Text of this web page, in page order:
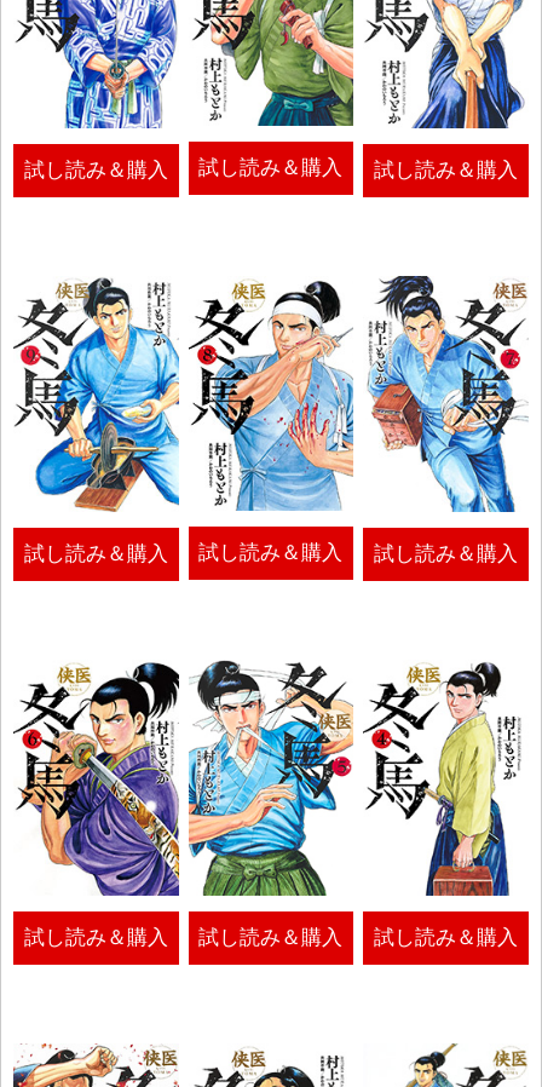
試し読み＆購入 試し読み＆購入 試し読み＆購入
試し読み＆購入 試し読み＆購入 試し読み＆購入
試し読み＆購入 試し読み＆購入 試し読み＆購入